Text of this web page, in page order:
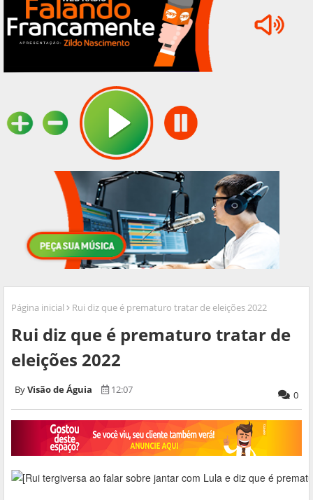
Página inicial Rui diz que é prematuro tratar de eleições 2022
Rui diz que é prematuro tratar de
eleições 2022
Visão de Águia 12:07 0